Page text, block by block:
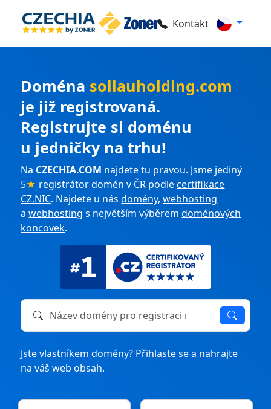
Kontakt
Doména sollauholding.com
je již registrovaná.
Registrujte si doménu
u jedničky na trhu!
Na CZECHIA.COM najdete tu pravou. Jsme jediný
5★ registrátor domén v ČR podlecertifikace
CZ.NIC. Najdete u násdomény,webhosting
awebhosting s největším výběremdoménových
koncovek.
Název domény k registraci nebo převodu
Jste vlastníkem domény? Přihlaste sea nahrajte
na váš web obsah.